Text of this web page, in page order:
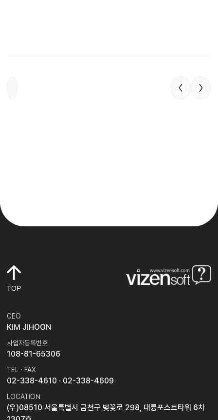
TOP
CEO
KIM JIHOON
사업자등록번호
108-81-65306
TEL · FAX
02-338-4610 · 02-338-4609
LOCATION
(우)08510 서울특별시 금천구 벚꽃로 298, 대륭포스트타워 6차